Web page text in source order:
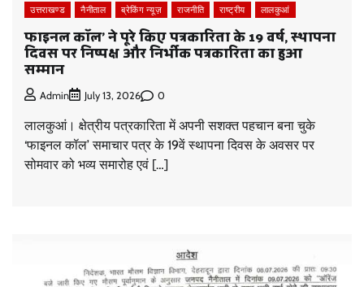
उत्तराखण्ड नैनीताल ब्रेकिंग न्यूज़ राजनीति राष्ट्रीय लालकुआं
फाइनल कॉल’ ने पूरे किए पत्रकारिता के 19 वर्ष, स्थापना
दिवस पर निष्पक्ष और निर्भीक पत्रकारिता का हुआ
सम्मान
Admin July 13, 2026 0
लालकुआं। क्षेत्रीय पत्रकारिता में अपनी सशक्त पहचान बना चुके
‘फाइनल कॉल’ समाचार पत्र के 19वें स्थापना दिवस के अवसर पर
सोमवार को भव्य समारोह एवं […]